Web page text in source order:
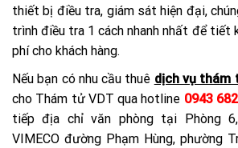
thiết bị điều tra, giám sát hiện đại,
trình điều tra 1 cách nhanh nhất để tiết
phí cho khách hàng.
Nếu bạn có nhu cầu thuê dịch vụ thám
cho Thám tử VDT qua hotline 0943
tiếp địa chỉ văn phòng tại Phòng
VIMECO đường Phạm Hùng, phường